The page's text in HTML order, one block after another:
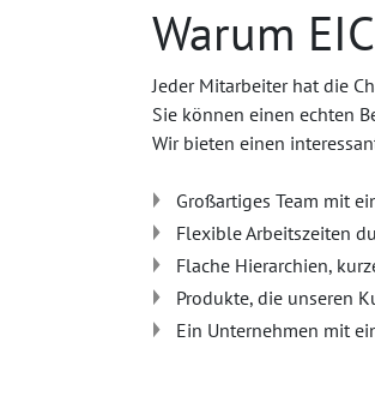
Warum
Jeder Mitarbeiter hat die
Sie können einen echten
Wir bieten einen
Großartiges Team mit
Flexible Arbeitszeiten
Flache Hierarchien,
Produkte, die unseren
Ein Unternehmen mit